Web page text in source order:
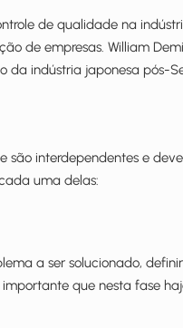
de qualidade na
de empresas. William
da indústria japonesa pós-
são interdependentes e
uma delas:
a ser solucionado,
que nesta fase